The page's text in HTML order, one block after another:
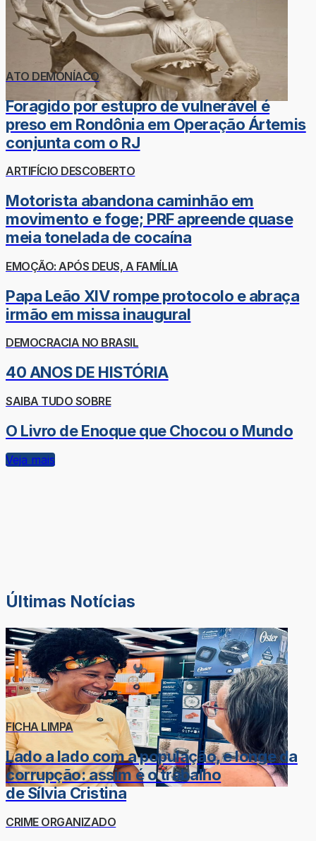
ATO DEMONÍACO
Foragido por estupro de vulnerável é
preso em Rondônia em Operação Ártemis
conjunta com o RJ
ARTIFÍCIO DESCOBERTO
Motorista abandona caminhão em
movimento e foge; PRF apreende quase
meia tonelada de cocaína
EMOÇÃO: APÓS DEUS, A FAMÍLIA
Papa Leão XIV rompe protocolo e abraça
irmão em missa inaugural
DEMOCRACIA NO BRASIL
40 ANOS DE HISTÓRIA
SAIBA TUDO SOBRE
O Livro de Enoque que Chocou o Mundo
Veja mais
Últimas Notícias
FICHA LIMPA
Lado a lado com a população, e longe da
corrupção: assim é o trabalho
de Sílvia Cristina
CRIME ORGANIZADO